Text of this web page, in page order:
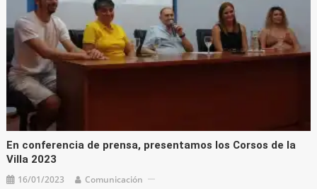
En conferencia de prensa, presentamos los Corsos de la
Villa 2023
16/01/2023 Comunicación